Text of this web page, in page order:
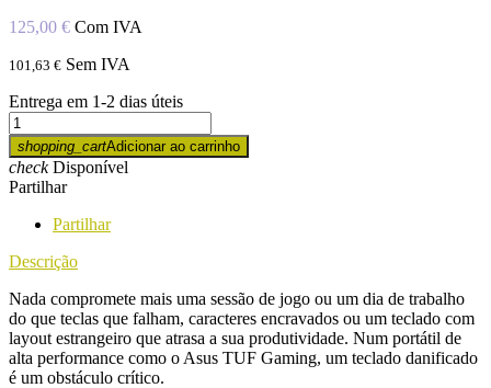
125,00 € Com IVA
101,63 € Sem IVA
Entrega em 1-2 dias úteis
shopping_cartAdicionar ao carrinho
checkDisponível
Partilhar
Partilhar
Descrição
Nada compromete mais uma sessão de jogo ou um dia de trabalho
do que teclas que falham, caracteres encravados ou um teclado com
layout estrangeiro que atrasa a sua produtividade. Num portátil de
alta performance como o Asus TUF Gaming, um teclado danificado
é um obstáculo crítico.